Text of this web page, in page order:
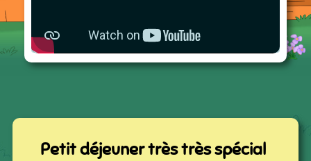
Petit déjeuner très très spécial